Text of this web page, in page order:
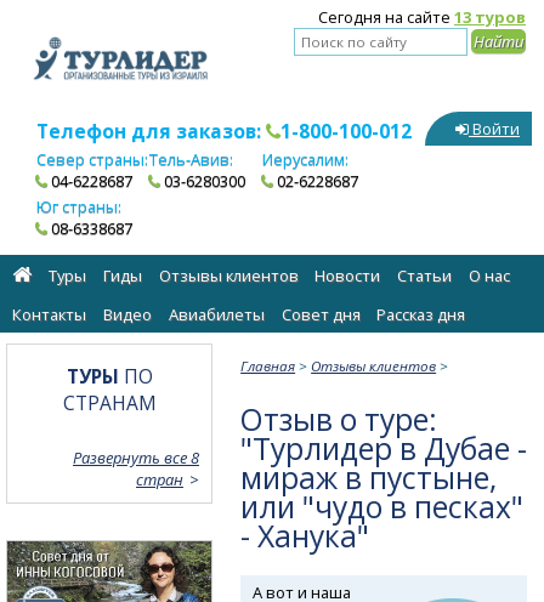
Сегодня на сайте 13 туров
Телефон для заказов: 1-800-100-012
Север страны:
04-6228687
Тель-Авив:
03-6280300
Иерусалим:
02-6228687
Юг страны:
08-6338687
Войти
Туры Гиды Отзывы клиентов Новости Статьи
О нас
Контакты
Видео Авиабилеты Cовет дня Рассказ дня
Главная > Отзывы клиентов >
Отзыв о туре:
"Турлидер в Дубае -
мираж в пустыне,
или "чудо в песках"
- Ханука"
А вот и наша
ТУРЫ ПО
СТРАНАМ
Развернуть все 8
стран